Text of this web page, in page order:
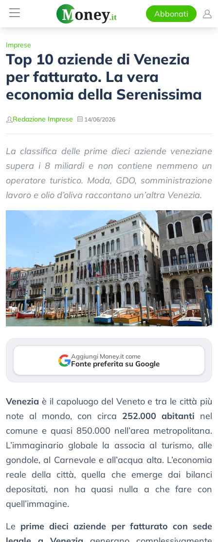
Abbonati
Imprese
Top 10 aziende di Venezia
per fatturato. La vera
economia della Serenissima
Redazione Imprese 14/06/2026
La classifica delle prime dieci aziende veneziane
supera i 8 miliardi e non contiene nemmeno un
operatore turistico. Moda, GDO, somministrazione
lavoro e olio d’oliva raccontano un’altra Venezia.
Aggiungi Money.it come
Fonte preferita su Google
Venezia è il capoluogo del Veneto e tra le città più
note al mondo, con circa 252.000 abitanti nel
comune e quasi 850.000 nell’area metropolitana.
L’immaginario globale la associa al turismo, alle
gondole, al Carnevale e all’acqua alta. L’economia
reale della città, quella che emerge dai bilanci
depositati, non ha quasi nulla a che fare con
quell’immagine.
Le prime dieci aziende per fatturato con sede